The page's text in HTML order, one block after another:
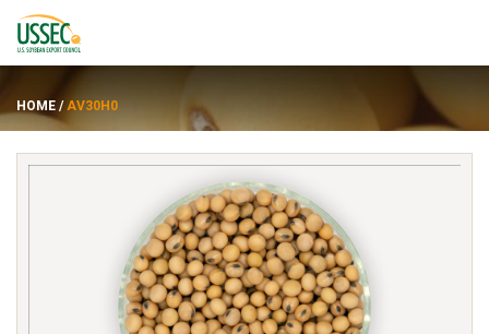
Fournisseurs
À propos de
HOME /AV30H0